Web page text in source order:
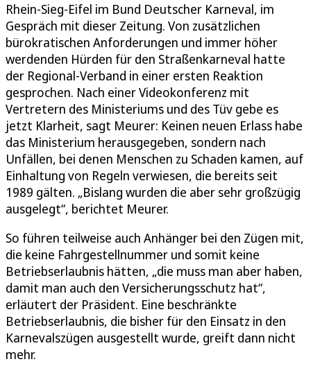
Rhein-Sieg-Eifel im Bund Deutscher Karneval, im
Gespräch mit dieser Zeitung. Von zusätzlichen
bürokratischen Anforderungen und immer höher
werdenden Hürden für den Straßenkarneval hatte
der Regional-Verband in einer ersten Reaktion
gesprochen. Nach einer Videokonferenz mit
Vertretern des Ministeriums und des Tüv gebe es
jetzt Klarheit, sagt Meurer: Keinen neuen Erlass habe
das Ministerium herausgegeben, sondern nach
Unfällen, bei denen Menschen zu Schaden kamen, auf
Einhaltung von Regeln verwiesen, die bereits seit
1989 gälten. „Bislang wurden die aber sehr großzügig
ausgelegt“, berichtet Meurer.
So führen teilweise auch Anhänger bei den Zügen mit,
die keine Fahrgestellnummer und somit keine
Betriebserlaubnis hätten, „die muss man aber haben,
damit man auch den Versicherungsschutz hat“,
erläutert der Präsident. Eine beschränkte
Betriebserlaubnis, die bisher für den Einsatz in den
Karnevalszügen ausgestellt wurde, greift dann nicht
mehr.